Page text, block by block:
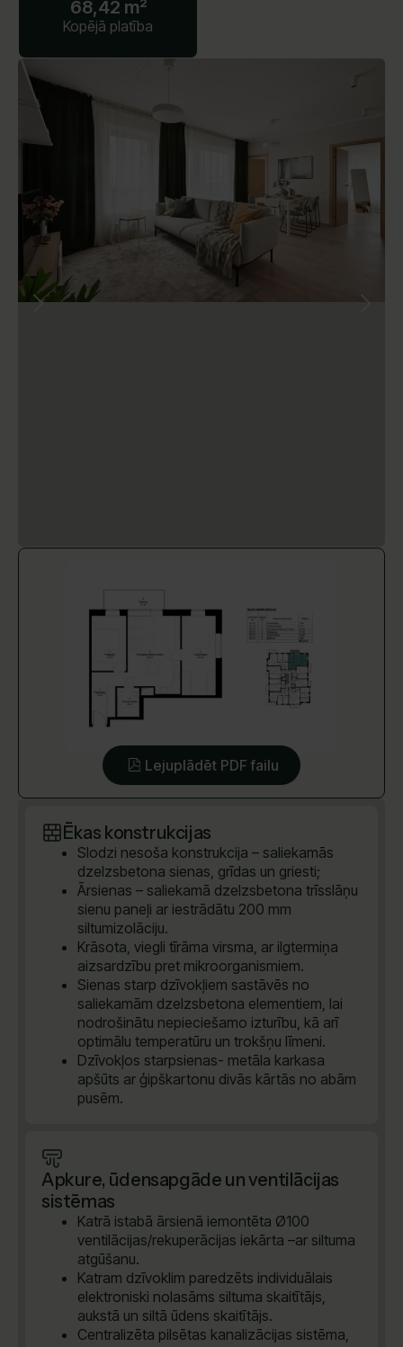
68,42 m²
Kopējā platība
Lejuplādēt PDF failu
Ēkas konstrukcijas
Slodzi nesoša konstrukcija – saliekamās
dzelzsbetona sienas, grīdas un griesti;
Ārsienas – saliekamā dzelzsbetona trīsslāņu
sienu paneļi ar iestrādātu 200 mm
siltumizolāciju.
Krāsota, viegli tīrāma virsma, ar ilgtermiņa
aizsardzību pret mikroorganismiem.
Sienas starp dzīvokļiem sastāvēs no
saliekamām dzelzsbetona elementiem, lai
nodrošinātu nepieciešamo izturību, kā arī
optimālu temperatūru un trokšņu līmeni.
Dzīvokļos starpsienas- metāla karkasa
apšūts ar ģipškartonu divās kārtās no abām
pusēm.
Apkure, ūdensapgāde un ventilācijas
sistēmas
Katrā istabā ārsienā iemontēta Ø100
ventilācijas/rekuperācijas iekārta –ar siltuma
atgūšanu.
Katram dzīvoklim paredzēts individuālais
elektroniski nolasāms siltuma skaitītājs,
aukstā un siltā ūdens skaitītājs.
Centralizēta pilsētas kanalizācijas sistēma,